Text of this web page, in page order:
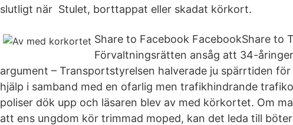
slutligt när Stulet, borttappat eller skadat körkort.
Share to Facebook FacebookShare to
Förvaltningsrätten ansåg att 34-
argument – Transportstyrelsen halverade ju spärrtiden
hjälp i samband med en ofarlig men trafikhindrande
poliser dök upp och läsaren blev av med körkortet. Om
att ens ungdom kör trimmad moped, kan det leda till